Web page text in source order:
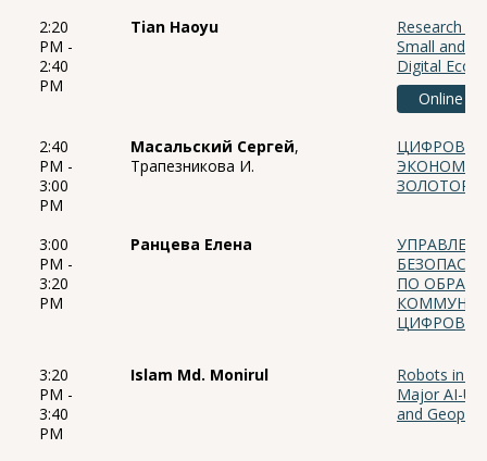
2:20
PM -
2:40
PM
Tian Haoyu
Research
Small and
Digital
Online
2:40
PM -
3:00
PM
Масальский Сергей,
Трапезникова И.
3:00
PM -
3:20
PM
Ранцева Елена
ПО
3:20
PM -
3:40
PM
Islam Md. Monirul
Robots in a
Major AI-
and